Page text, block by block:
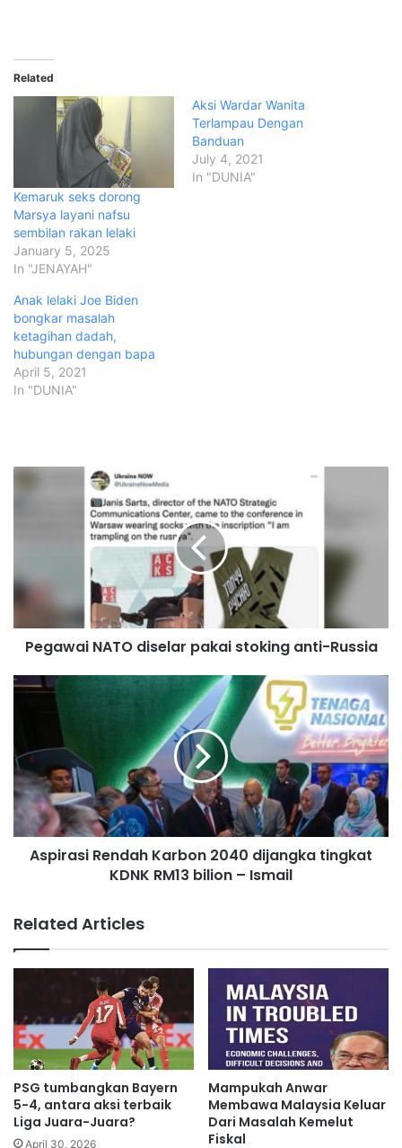
Related
Kemaruk seks dorong
Marsya layani nafsu
sembilan rakan lelaki
January 5, 2025
In "JENAYAH"
Aksi Wardar Wanita
Terlampau Dengan
Banduan
July 4, 2021
In "DUNIA"
Anak lelaki Joe Biden
bongkar masalah
ketagihan dadah,
hubungan dengan bapa
April 5, 2021
In "DUNIA"
P
i
N
A
d
l
a
r
p
a
t
o
k
g
a
t
i
-
R
Pegawai NATO diselar pakai stoking anti-Russia
A
r
a
s
i
R
h
K
a
o
n
0
4
0
d
Aspirasi Rendah Karbon 2040 dijangka tingkat
KDNK RM13 bilion – Ismail
Related Articles
PSG tumbangkan Bayern
5-4, antara aksi terbaik
Liga Juara-Juara?
April 30, 2026
Mampukah Anwar
Membawa Malaysia Keluar
Dari Masalah Kemelut
Fiskal